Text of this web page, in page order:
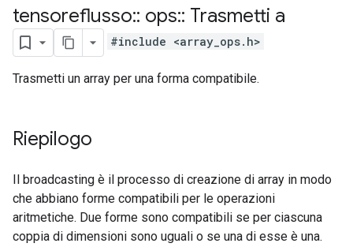
tensoreflusso:: ops:: Trasmetti a
#include <array_ops.h>
Trasmetti un array per una forma compatibile.
Riepilogo
Il broadcasting è il processo di creazione di array in modo
che abbiano forme compatibili per le operazioni
aritmetiche. Due forme sono compatibili se per ciascuna
coppia di dimensioni sono uguali o se una di esse è una.